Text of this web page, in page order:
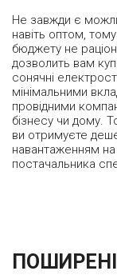
Не завжди є
навіть оптом,
бюджету не
дозволить вам
сонячні
мінімальними
провідними
бізнесу чи дому.
ви отримуєте
навантаженням
постачальника